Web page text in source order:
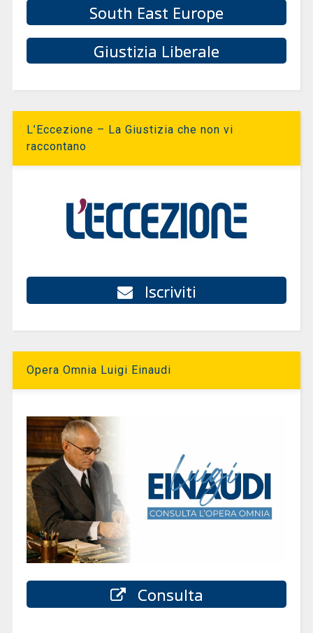
South East Europe
Giustizia Liberale
L’Eccezione – La Giustizia che non vi
raccontano
Iscriviti
Opera Omnia Luigi Einaudi
Consulta